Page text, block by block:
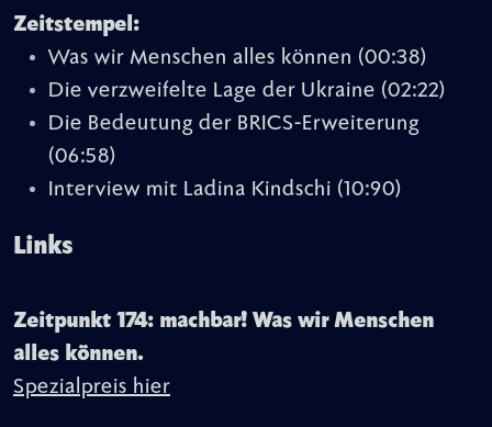
Zeitstempel:
Was wir Menschen alles können (00:38)
Die verzweifelte Lage der Ukraine (02:22)
Die Bedeutung der BRICS-Erweiterung
(06:58)
Interview mit Ladina Kindschi (10:90)
Links
Zeitpunkt 174: machbar! Was wir Menschen
alles können.
Spezialpreis hier